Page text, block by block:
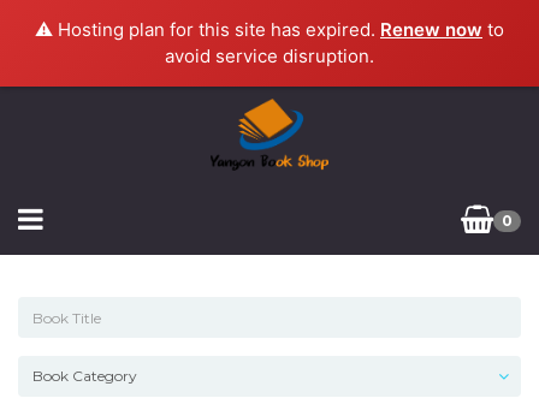
⚠️ Hosting plan for this site has expired. Renew now to
avoid service disruption.
0